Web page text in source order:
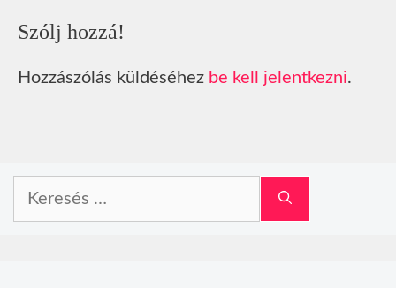
Szólj hozzá!
Hozzászólás küldéséhez be kell jelentkezni.